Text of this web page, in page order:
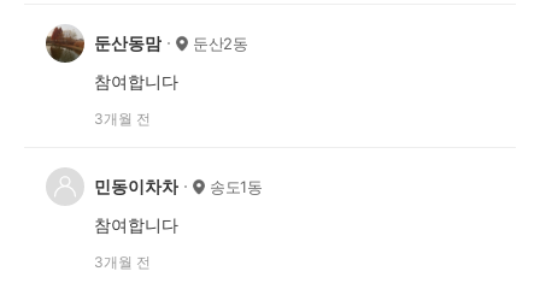
둔산동맘 둔산2동
참여합니다
3개월 전
민동이차차 송도1동
참여합니다
3개월 전